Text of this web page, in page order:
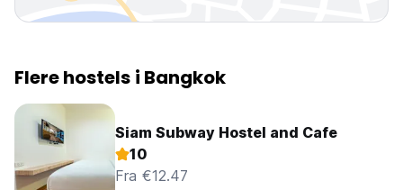
Flere hostels i Bangkok
Siam Subway Hostel and Cafe
10
Fra €12.47